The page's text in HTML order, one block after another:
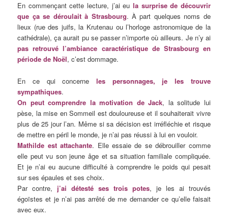
En commençant cette lecture, j’ai eu la surprise de découvrir
que ça se déroulait à Strasbourg. À part quelques noms de
lieux (rue des juifs, la Krutenau ou l’horloge astronomique de la
cathédrale), ça aurait pu se passer n’importe où ailleurs. Je n’y ai
pas retrouvé l’ambiance caractéristique de Strasbourg en
période de Noël, c’est dommage.
En ce qui concerne les personnages, je les trouve
sympathiques.
On peut comprendre la motivation de Jack, la solitude lui
pèse, la mise en Sommeil est douloureuse et il souhaiterait vivre
plus de 25 jour l’an. Même si sa décision est irréfléchie et risque
de mettre en péril le monde, je n’ai pas réussi à lui en vouloir.
Mathilde est attachante. Elle essaie de se débrouiller comme
elle peut vu son jeune âge et sa situation familiale compliquée.
Et je n’ai eu aucune difficulté à comprendre le poids qui pesait
sur ses épaules et ses choix.
Par contre, j’ai détesté ses trois potes, je les ai trouvés
égoïstes et je n’ai pas arrêté de me demander ce qu’elle faisait
avec eux.